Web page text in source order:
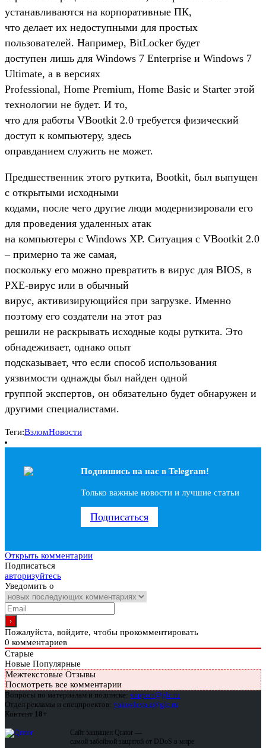
устанавливаются на корпоративные ПК,
что делает их недоступными для простых
пользователей. Например, BitLocker будет
доступен лишь для Windows 7 Enterprise и Windows 7
Ultimate, а в версиях
Professional, Home Premium, Home Basic и Starter этой
технологии не будет. И то,
что для работы VBootkit 2.0 требуется физический
доступ к компьютеру, здесь
оправданием служить не может.
Предшественник этого руткита, Bootkit, был выпущен
с открытыми исходными
кодами, после чего другие люди модернизировали его
для проведения удаленных атак
на компьютеры с Windows XP. Ситуация с VBootkit 2.0
– примерно та же самая,
поскольку его можно превратить в вирус для BIOS, в
PXE-вирус или в обычный
вирус, активизирующийся при загрузке. Именно
поэтому его создатели на этот раз
решили не раскрывать исходные коды руткита. Это
обнадеживает, однако опыт
подсказывает, что если способ использования
уязвимости однажды был найден одной
группой экспертов, он обязательно будет обнаружен и
другими специалистами.
Теги:ВзломНовости
Подпишись на наc в Telegram!
Только важные новости и лучшие статьи
Подписаться
Открыть комментарии
Подписаться
авторизуйтесь
Уведомить о
Пожалуйста, войдите, чтобы прокомментировать
0 комментариев
Старые
Новые Популярные
Межтекстовые Отзывы
Посмотреть все комментарии
Вопросы по материалам и подписке: support@glc.ru
Отдел рекламы и спецпроектов: yakovleva.a@glc.ru
Контент 18+
Сайт защищен Qrator —
самой забойной защитой от DDoS в мире